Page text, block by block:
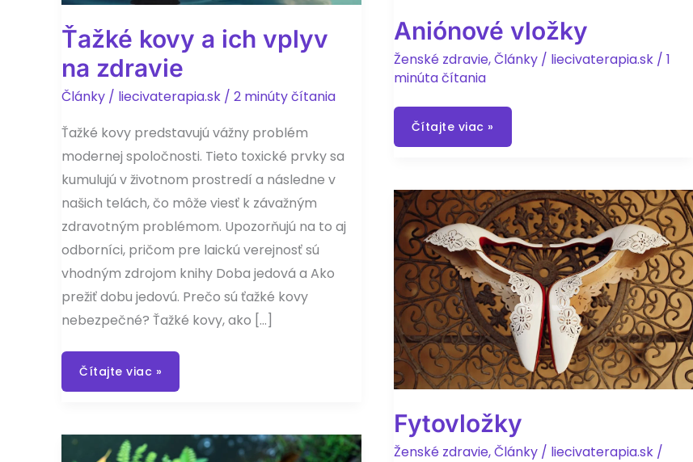
Ťažké kovy a ich vplyv
na zdravie
Články / liecivaterapia.sk / 2 minúty čítania
Ťažké kovy predstavujú vážny problém
modernej spoločnosti. Tieto toxické prvky sa
kumulujú v životnom prostredí a následne v
našich telách, čo môže viesť k závažným
zdravotným problémom. Upozorňujú na to aj
odborníci, pričom pre laickú verejnosť sú
vhodným zdrojom knihy Doba jedová a Ako
prežiť dobu jedovú. Prečo sú ťažké kovy
nebezpečné? Ťažké kovy, ako […]
Ťažké
kovy
a
zdravie
Čítajte viac »
Aniónové vložky
Ženské zdravie,Články/ liecivaterapia.sk / 1
minúta čítania
Aniónové
vložky
Čítajte viac »
Fytovložky
Ženské zdravie,Články/ liecivaterapia.sk /